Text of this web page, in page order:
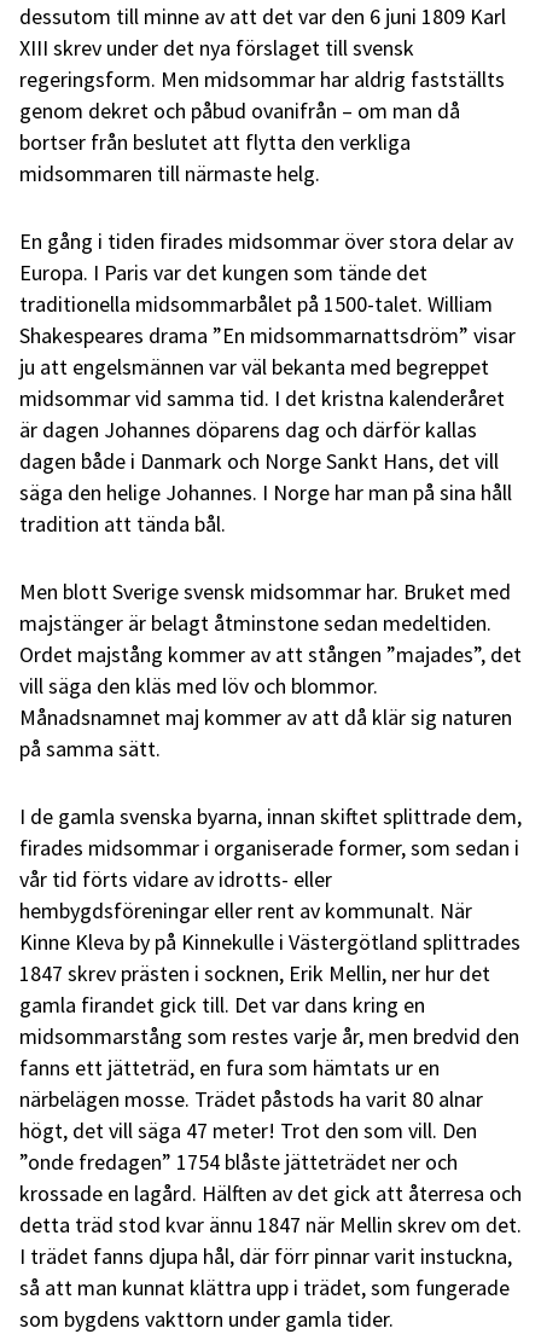
dessutom till minne av att det var den 6 juni 1809 Karl
XIII skrev under det nya förslaget till svensk
regeringsform. Men midsommar har aldrig fastställts
genom dekret och påbud ovanifrån – om man då
bortser från beslutet att flytta den verkliga
midsommaren till närmaste helg.
En gång i tiden firades midsommar över stora delar av
Europa. I Paris var det kungen som tände det
traditionella midsommarbålet på 1500-talet. William
Shakespeares drama ”En midsommarnattsdröm” visar
ju att engelsmännen var väl bekanta med begreppet
midsommar vid samma tid. I det kristna kalenderåret
är dagen Johannes döparens dag och därför kallas
dagen både i Danmark och Norge Sankt Hans, det vill
säga den helige Johannes. I Norge har man på sina håll
tradition att tända bål.
Men blott Sverige svensk midsommar har. Bruket med
majstänger är belagt åtminstone sedan medeltiden.
Ordet majstång kommer av att stången ”majades”, det
vill säga den kläs med löv och blommor.
Månadsnamnet maj kommer av att då klär sig naturen
på samma sätt.
I de gamla svenska byarna, innan skiftet splittrade dem,
firades midsommar i organiserade former, som sedan i
vår tid förts vidare av idrotts- eller
hembygdsföreningar eller rent av kommunalt. När
Kinne Kleva by på Kinnekulle i Västergötland splittrades
1847 skrev prästen i socknen, Erik Mellin, ner hur det
gamla firandet gick till. Det var dans kring en
midsommarstång som restes varje år, men bredvid den
fanns ett jätteträd, en fura som hämtats ur en
närbelägen mosse. Trädet påstods ha varit 80 alnar
högt, det vill säga 47 meter! Trot den som vill. Den
”onde fredagen” 1754 blåste jätteträdet ner och
krossade en lagård. Hälften av det gick att återresa och
detta träd stod kvar ännu 1847 när Mellin skrev om det.
I trädet fanns djupa hål, där förr pinnar varit instuckna,
så att man kunnat klättra upp i trädet, som fungerade
som bygdens vakttorn under gamla tider.